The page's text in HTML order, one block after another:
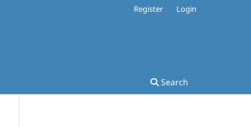
Search
Register Login